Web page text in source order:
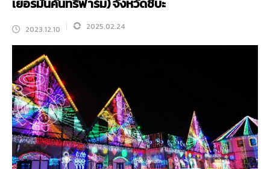
เยอรมันคันทรีฟาร์ม) จังหวัดชิบะ
2023.12.10 2025.02.24